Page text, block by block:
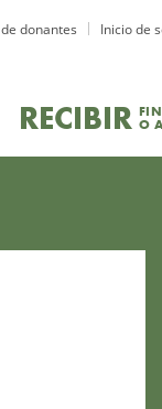
donantes Inicio de
RECIBIR O